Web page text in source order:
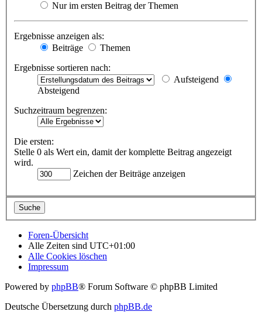
Nur im ersten Beitrag der Themen
Ergebnisse anzeigen als:
Beiträge
Themen
Ergebnisse sortieren nach:
Aufsteigend
Absteigend
Suchzeitraum begrenzen:
Die ersten:
Stelle 0 als Wert ein, damit der komplette Beitrag angezeigt
wird.
Zeichen der Beiträge anzeigen
Foren-Übersicht
Alle Zeiten sind UTC+01:00
Alle Cookies löschen
Impressum
Powered by phpBB® Forum Software © phpBB Limited
Deutsche Übersetzung durch phpBB.de